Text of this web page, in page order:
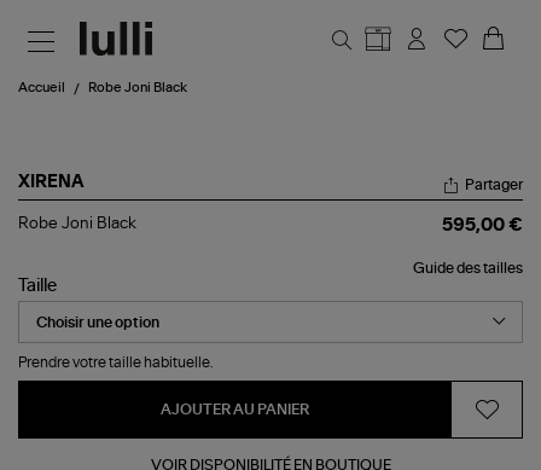
Accueil Robe Joni Black
XIRENA
Robe
Partager
Robe Joni Black 595,00 €
Guide des tailles
Taille
Prendre votre taille habituelle.
AJOUTER AU PANIER
VOIR DISPONIBILITÉ EN BOUTIQUE